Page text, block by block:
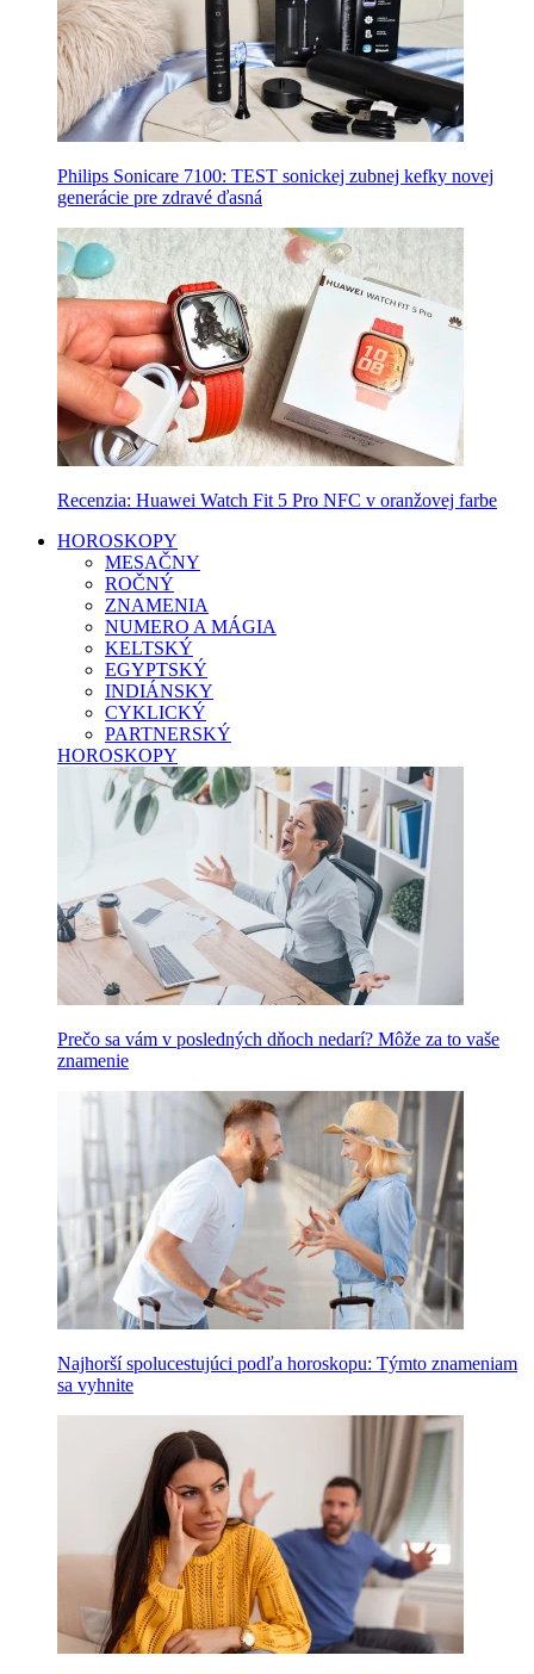
Philips Sonicare 7100: TEST sonickej zubnej kefky novej
generácie pre zdravé ďasná
Recenzia: Huawei Watch Fit 5 Pro NFC v oranžovej farbe
HOROSKOPY
MESAČNY
ROČNÝ
ZNAMENIA
NUMERO A MÁGIA
KELTSKÝ
EGYPTSKÝ
INDIÁNSKY
CYKLICKÝ
PARTNERSKÝ
HOROSKOPY
Prečo sa vám v posledných dňoch nedarí? Môže za to vaše
znamenie
Najhorší spolucestujúci podľa horoskopu: Týmto znameniam
sa vyhnite